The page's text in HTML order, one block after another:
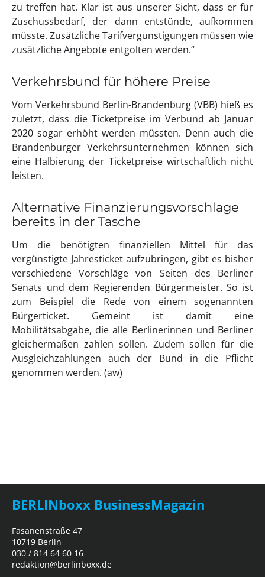
zu treffen hat. Klar ist aus unserer Sicht, dass er für
Zuschussbedarf, der dann entstünde, aufkommen
müsste. Zusätzliche Tarifvergünstigungen müssen wie
zusätzliche Angebote entgolten werden.“
Verkehrsbund für höhere Preise
Vom Verkehrsbund Berlin-Brandenburg (VBB) hieß es
zuletzt, dass die Ticketpreise im Verbund ab Januar
2020 sogar erhöht werden müssten. Denn auch die
Brandenburger Verkehrsunternehmen können sich
eine Halbierung der Ticketpreise wirtschaftlich nicht
leisten.
Alternative Finanzierungsvorschlage
bereits in der Tasche
Um die benötigten finanziellen Mittel für das
vergünstigte Jahresticket aufzubringen, gibt es bisher
verschiedene Vorschläge von Seiten des Berliner
Senats und dem Regierenden Bürgermeister. So ist
zum Beispiel die Rede von einem sogenannten
Bürgerticket. Gemeint ist damit eine
Mobilitätsabgabe, die alle Berlinerinnen und Berliner
gleichermaßen zahlen sollen. Zudem sollen für die
Ausgleichzahlungen auch der Bund in die Pflicht
genommen werden. (aw)
BERLINboxx BusinessMagazin
Fasanenstraße 47
10719 Berlin
030 / 814 64 60 16
redaktion@berlinboxx.de